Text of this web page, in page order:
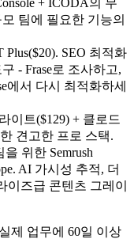
팀에 필요한 기능의
Plus($20). SEO 최적화
- Frase로 조사하고,
에서 다시 최적화하세
이트($129) + 클로드
견고한 프로 스택.
위한 Semrush
AI 가시성 추적, 더
이즈급 콘텐츠 그레이
제 업무에 60일 이상